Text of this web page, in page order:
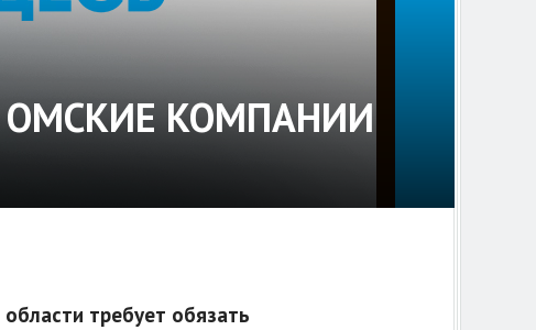
КОМПАНИИ
требует обязать